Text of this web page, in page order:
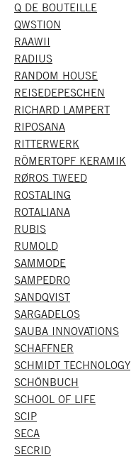
Q DE BOUTEILLE
QWSTION
RAAWII
RADIUS
RANDOM HOUSE
REISEDEPESCHEN
RICHARD LAMPERT
RIPOSANA
RITTERWERK
RÖMERTOPF KERAMIK
RØROS TWEED
ROSTALING
ROTALIANA
RUBIS
RUMOLD
SAMMODE
SAMPEDRO
SANDQVIST
SARGADELOS
SAUBA INNOVATIONS
SCHAFFNER
SCHMIDT TECHNOLOGY
SCHÖNBUCH
SCHOOL OF LIFE
SCIP
SECA
SECRID